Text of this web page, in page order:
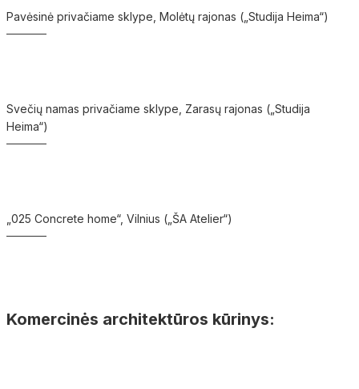
Pavėsinė privačiame sklype, Molėtų rajonas („Studija Heima“)
Svečių namas privačiame sklype, Zarasų rajonas („Studija
Heima“)
„025 Concrete home“, Vilnius („ŠA Atelier“)
Komercinės architektūros kūrinys: